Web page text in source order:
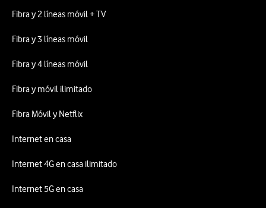
Fibra y 2 líneas móvil + TV
Fibra y 3 líneas móvil
Fibra y 4 líneas móvil
Fibra y móvil ilimitado
Fibra Móvil y Netflix
Internet en casa
Internet 4G en casa ilimitado
Internet 5G en casa